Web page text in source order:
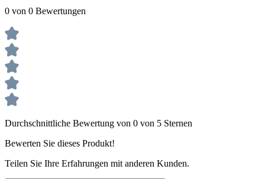
0 von 0 Bewertungen
Durchschnittliche Bewertung von 0 von 5 Sternen
Bewerten Sie dieses Produkt!
Teilen Sie Ihre Erfahrungen mit anderen Kunden.